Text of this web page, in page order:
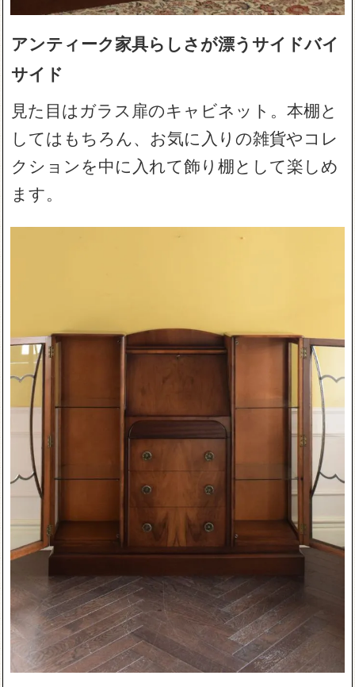
アンティーク家具らしさが漂うサイドバイ
サイド
見た目はガラス扉のキャビネット。本棚と
してはもちろん、お気に入りの雑貨やコレ
クションを中に入れて飾り棚として楽しめ
ます。